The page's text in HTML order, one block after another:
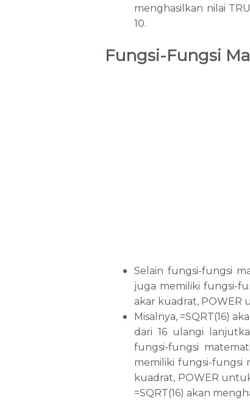
menghasilkan nilai
10.
Fungsi-Fungsi
Selain fungsi-fungsi
juga memiliki fungsi-
akar kuadrat, POWER
Misalnya, =SQRT(16)
dari 16 ulangi
fungsi-fungsi
memiliki fungsi-fungsi
kuadrat, POWER
=SQRT(16) akan